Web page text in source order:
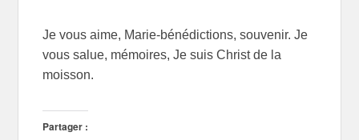
Je vous aime, Marie-bénédictions, souvenir. Je
vous salue, mémoires, Je suis Christ de la
moisson.
Partager :